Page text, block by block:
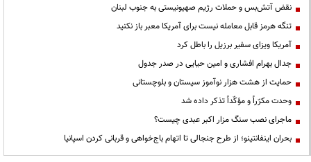
نقض آتش‌بس و حملات رژیم صهیونیستی به جنوب لبنان
تنگه هرمز قابل معامله نیست برای آمریکا معبر باز نکنید
آمریکا ویزای سفیر برزیل را باطل کرد
جدال بهرام افشاری و امین حیایی در صدر جدول
حمایت از هشت هزار نوآموز سیستان و بلوچستانی
وحدت مکرّراً و مؤکّداً تذکر داده شد
ماجرای نصب سنگ مزار اکبر عبدی چیست؟
بحران اینفانتینو؛ از طرح جنجالی تا اتهام باج‌خواهی و قربانی کردن اسپانیا